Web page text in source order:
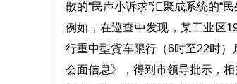
散的“民声小诉求”汇聚成系统的“
例如，在巡查中发现，某工业区
行重中型货车限行（6时至22时
会面信息》，得到市领导批示，